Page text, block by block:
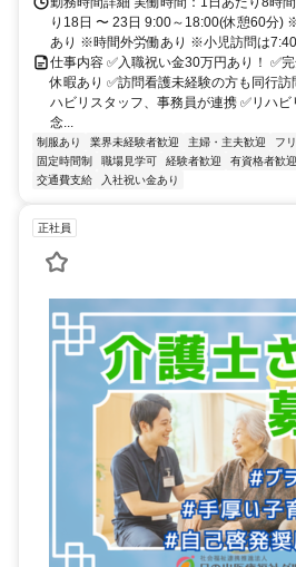
り18日 〜 23日 9:00～18:00(休憩60分)
あり ※時間外労働あり ※小児訪問は
仕事内容 ✅入職祝い金30万円あり！ ✅
休暇あり ✅訪問看護未経験の方も同行訪
ハビリスタッフ、事務員が連携 ✅リハ
念...
制服あり 業界未経験者歓迎 主婦・主夫歓迎 フ
固定時間制
職場見学可 経験者歓迎 有資格者歓迎
交通費支給
入社祝い金あり
正社員